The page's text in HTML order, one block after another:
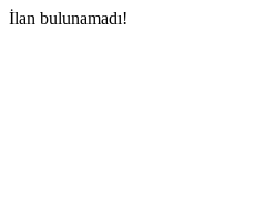
İlan bulunamadı!